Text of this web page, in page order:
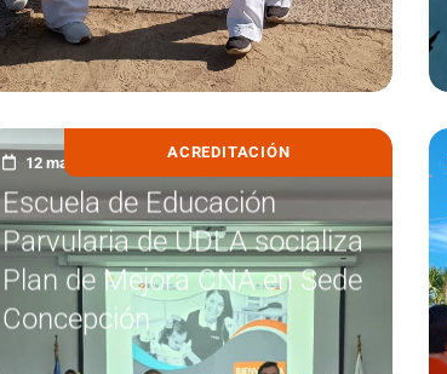
ACREDITACIÓN
12 marzo, 2026
Escuela de Educación
Parvularia de UDLA socializa
Plan de Mejora CNA en Sede
Concepción